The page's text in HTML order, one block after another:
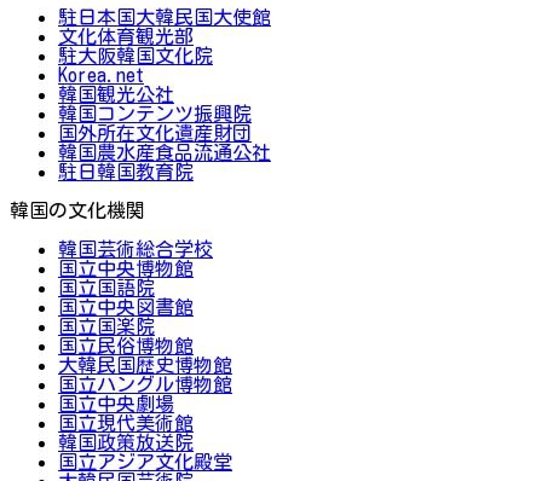
駐日本国大韓民国大使館
文化体育観光部
駐大阪韓国文化院
Korea.net
韓国観光公社
韓国コンテンツ振興院
国外所在文化遺産財団
韓国農水産食品流通公社
駐日韓国教育院
韓国の文化機関
韓国芸術総合学校
国立中央博物館
国立国語院
国立中央図書館
国立国楽院
国立民俗博物館
大韓民国歴史博物館
国立ハングル博物館
国立中央劇場
国立現代美術館
韓国政策放送院
国立アジア文化殿堂